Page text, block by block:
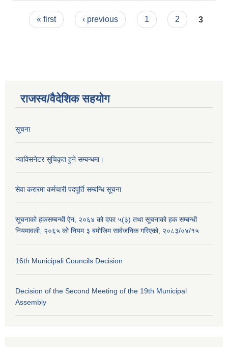
Pages
« first ‹ previous 1 2 3
राजस्व/वैदेशिक सहयोग
सूचना
भ्याक्सिनेटर सूचिकृत हुने सम्बन्धमा।
सेवा करारमा कर्मचारी पदपूर्ति सम्बन्धि सूचना
सूचनाको हकसम्बन्धी ऐन, २०६४ को दफा ५(३) तथा सूचनाको हक सम्बन्धी
नियमावली, २०६५ को नियम ३ बमोजिम सार्वजनिक गरिएको, २०८३/०४/१५
16th Municipali Councils Decision
Decision of the Second Meeting of the 19th Municipal
Assembly